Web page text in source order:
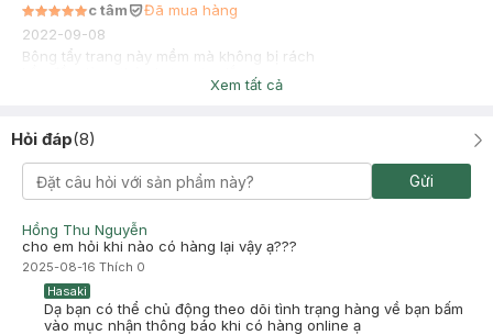
c tâm
Đã mua hàng
2022-09-08
Bông tẩy trang này mềm mà không bị rách
Xem tất cả
Hỏi đáp(8)
Gửi
Hồng Thu Nguyễn
cho em hỏi khi nào có hàng lại vậy ạ???
2025-08-16 Thích 0
Hasaki
Dạ bạn có thể chủ động theo dõi tình trạng hàng về bạn bấm
vào mục nhận thông báo khi có hàng online ạ